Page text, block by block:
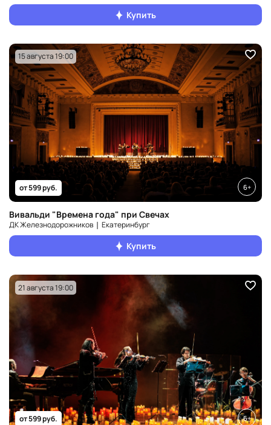
Купить
15 августа 19:00
от 599 руб. 6+
Вивальди "Времена года" при Свечах
ДК Железнодорожников ❘ Екатеринбург
Купить
21 августа 19:00
от 599 руб. 6+